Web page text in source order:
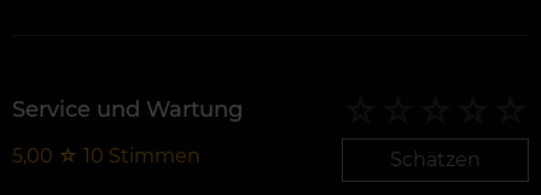
Service und Wartung
5,00 ☆ 10 Stimmen Schätzen